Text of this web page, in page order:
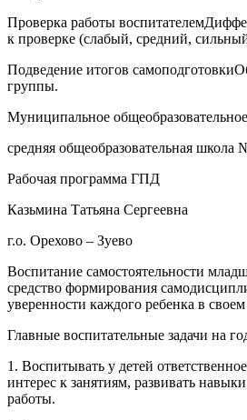
Проверка работы
к проверке (слабый, средний,
Подведение итогов
группы.
Муниципальное
средняя общеобразовательная школа
Рабочая программа ГПД
Казьмина Татьяна Сергеевна
г.о. Орехово – Зуево
Воспитание самостоятельности
средство формирования
уверенности каждого ребенка в своем
Главные воспитательные задачи на
1. Воспитывать у детей
интерес к занятиям, развивать
работы.